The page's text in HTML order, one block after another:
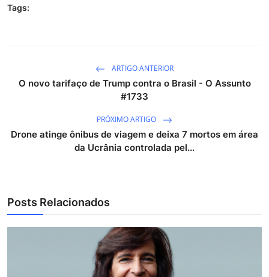
Tags:
ARTIGO ANTERIOR
O novo tarifaço de Trump contra o Brasil - O Assunto
#1733
PRÓXIMO ARTIGO
Drone atinge ônibus de viagem e deixa 7 mortos em área
da Ucrânia controlada pel...
Posts Relacionados